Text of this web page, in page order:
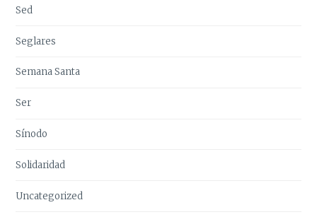
Sed
Seglares
Semana Santa
Ser
Sínodo
Solidaridad
Uncategorized